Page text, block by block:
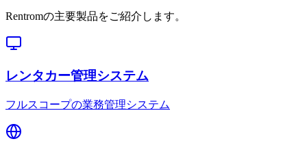
Rentromの主要製品をご紹介します。
レンタカー管理システム
フルスコープの業務管理システム